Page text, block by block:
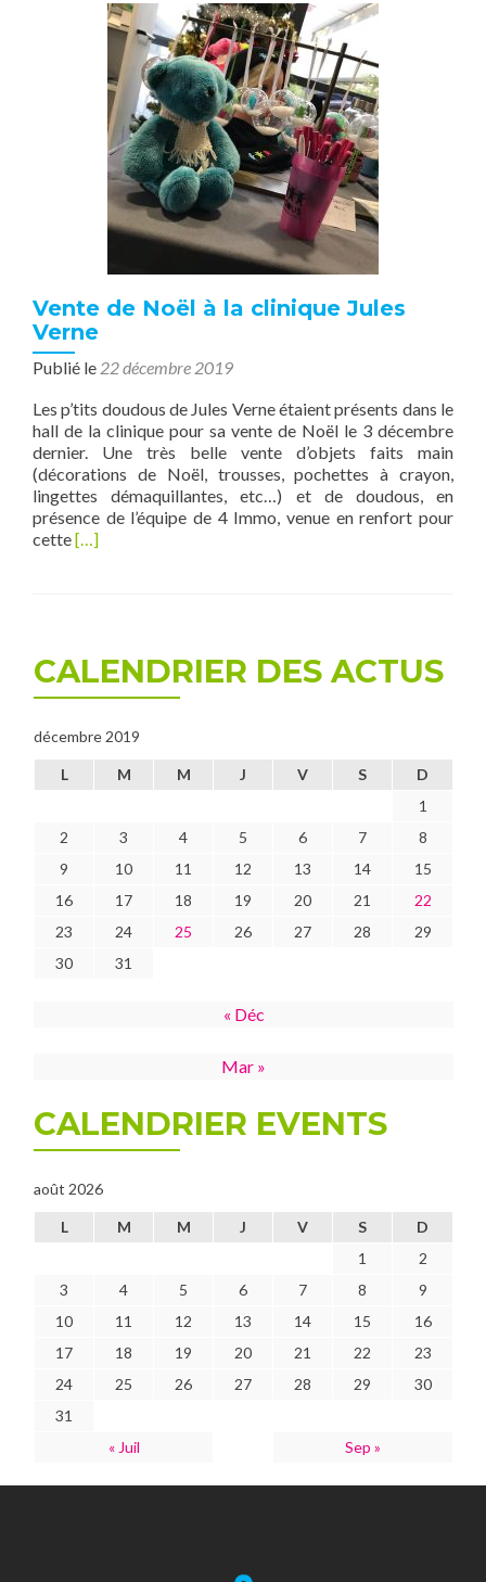
Vente de Noël à la clinique Jules
Verne
Publié le 22 décembre 2019
Les p’tits doudous de Jules Verne étaient présents dans le
hall de la clinique pour sa vente de Noël le 3 décembre
dernier. Une très belle vente d’objets faits main
(décorations de Noël, trousses, pochettes à crayon,
lingettes démaquillantes, etc…) et de doudous, en
présence de l’équipe de 4 Immo, venue en renfort pour
cetteEn
à
la
Jules
[…]
CALENDRIER DES ACTUS
décembre 2019
L M M J V S
D
1
2
3 4 5 6 7
8
9
10 11 12 13 14
15
16
17 18 19 20 21
22
23
24 25 26 27 28
29
30
31
« Déc
Mar »
CALENDRIER EVENTS
août 2026
L M M J V S
D
1
2
3
4 5 6 7 8
9
10
11 12 13 14 15
16
17
18 19 20 21 22
23
24
25 26 27 28 29
30
31
« Juil
Sep »